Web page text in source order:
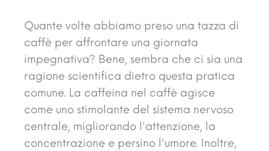
Quante volte abbiamo preso una tazza di
caffè per affrontare una giornata
impegnativa? Bene, sembra che ci sia una
ragione scientifica dietro questa pratica
comune. La caffeina nel caffè agisce
come uno stimolante del sistema nervoso
centrale, migliorando l'attenzione, la
concentrazione e persino l'umore. Inoltre,